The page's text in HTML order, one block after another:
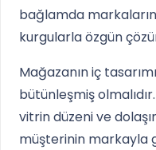
bağlamda
kurgularla özgün
Mağazanın iç
bütünleşmiş
vitrin düzeni ve
müşterinin markayla